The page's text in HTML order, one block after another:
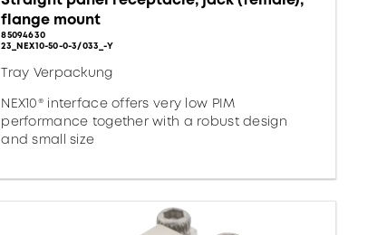
flange mount
85094630
23_NEX10-50-0-3/033_-Y
Tray Verpackung
NEX10® interface offers very low PIM
performance together with a robust design
and small size